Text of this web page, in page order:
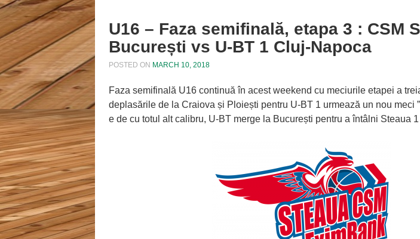
U16 – Faza semifinală, etapa 3 : CSM
București vs U-BT 1 Cluj-Napoca
POSTED ON MARCH 10, 2018
Faza semifinală U16 continuă în acest weekend cu meciurile etapei a
deplasările de la Craiova și Ploiești pentru U-BT 1 urmează un nou meci
e de cu totul alt calibru, U-BT merge la București pentru a întâlni Steaua 1